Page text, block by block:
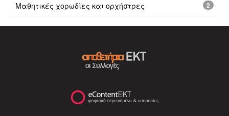
2
Μαθητικές χορωδίες και ορχήστρες